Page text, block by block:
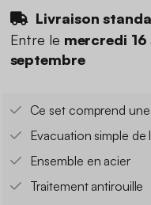
Livraison
Entre le mercredi
septembre
Ce set comprend
Evacuation simple de
Ensemble en acier
Traitement antirouille